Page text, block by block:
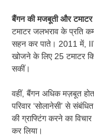
बैंगन की मजबूती और टमाटर
टमाटर जलभराव के प्रति
सहन कर पाते। 2011 में,
खोजने के लिए 25 टमाटर
सकीं।
वहीं, बैंगन अधिक मज़बूत
परिवार ‘सोलानेसी’ से
की ग्राफ्टिंग करने का
कर लिया।